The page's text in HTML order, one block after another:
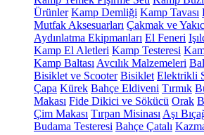
Ürünler Kamp Demliği Kamp Tavası
Mutfak Aksesuarları Çakmak ve
Aydınlatma Ekipmanları El Feneri
Kamp El Aletleri Kamp Testeresi
Kamp Baltası Avcılık Malzemeleri
Bisiklet ve Scooter Bisiklet Elektrikli
Çapa Kürek Bahçe Eldiveni Tırmık
Makası Fide Dikici ve Sökücü Orak
Çim Makası Tırpan Misinası Aşı
Budama Testeresi Bahçe Çatalı